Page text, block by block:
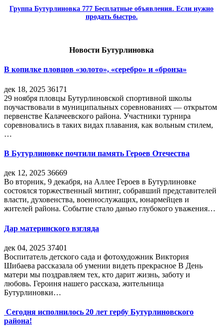
Группа Бутурлиновка 777 Бесплатные объявления. Если нужно
продать быстро.
Новости Бутурлиновка
В копилке пловцов «золото», «серебро» и «бронза»
дек 18, 2025 36171
29 ноября пловцы Бутурлиновской спортивной школы
поучаствовали в муниципальных соревнованиях — открытом
первенстве Калачеевского района. Участники турнира
соревновались в таких видах плавания, как вольным стилем,
…
В Бутурлиновке почтили память Героев Отечества
дек 12, 2025 36669
Во вторник, 9 декабря, на Аллее Героев в Бутурлиновке
состоялся торжественный митинг, собравший представителей
власти, духовенства, военнослужащих, юнармейцев и
жителей района. Событие стало данью глубокого уважения…
Дар материнского взгляда
дек 04, 2025 37401
Воспитатель детского сада и фотохудожник Виктория
Шибаева рассказала об умении видеть прекрасное В День
матери мы поздравляем тех, кто дарит жизнь, заботу и
любовь. Героиня нашего рассказа, жительница
Бутурлиновки…
Сегодня исполнилось 20 лет гербу Бутурлиновского
района!